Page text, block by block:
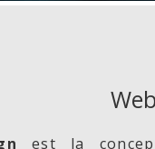
est la